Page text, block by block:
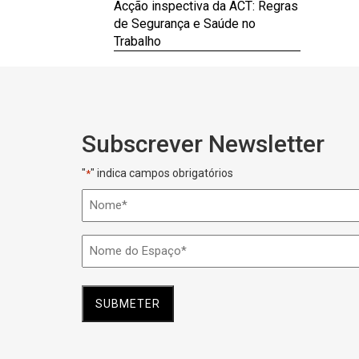
Acção inspectiva da ACT: Regras
de Segurança e Saúde no
Trabalho
Subscrever Newsletter
"*" indica campos obrigatórios
Nome
Nome
do